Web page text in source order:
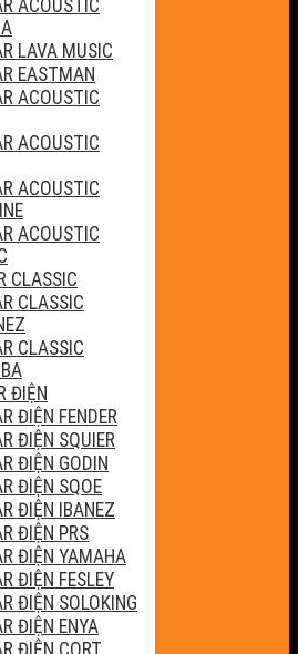
ACOUSTIC
LAVA MUSIC
EASTMAN
ACOUSTIC
ACOUSTIC
ACOUSTIC
ACOUSTIC
CLASSIC
CLASSIC
CLASSIC
ĐIỆN
ĐIỆN FENDER
ĐIỆN SQUIER
ĐIỆN GODIN
ĐIỆN SQOE
ĐIỆN IBANEZ
ĐIỆN PRS
ĐIỆN YAMAHA
ĐIỆN FESLEY
ĐIỆN SOLOKING
ĐIỆN ENYA
ĐIỆN CORT